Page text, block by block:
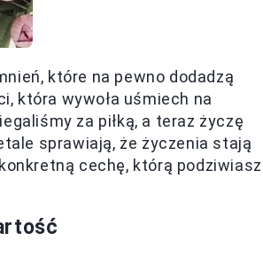
które na pewno dodadzą
która wywoła uśmiech na
za piłką, a teraz życzę
sprawiają, że życzenia stają
cechę, którą podziwiasz